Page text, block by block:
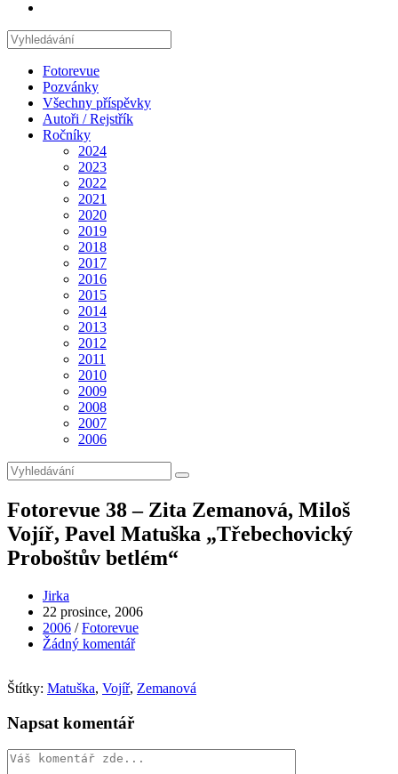
Hledat
na
stránceFotorevue
Pozvánky
Všechny příspěvky
Autoři / Rejstřík
Ročníky
2024
2023
2022
2021
2020
2019
2018
2017
2016
2015
2014
2013
2012
2011
2010
2009
2008
2007
2006
Fotorevue 38 – Zita Zemanová, Miloš
Vojíř, Pavel Matuška „Třebechovický
Proboštův betlém“
Autor
příspěvku
Jirka
Příspěvek
byl
publikován
22 prosince, 2006
Rubriky
příspěvku
2006 / Fotorevue
Komentáře
Žádný komentář
Štítky: Matuška, Vojíř, Zemanová
Napsat komentář
Komentář